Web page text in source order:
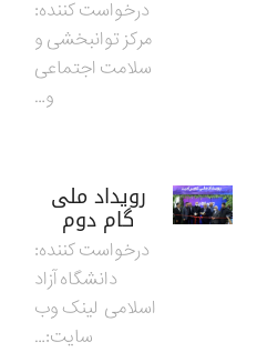
درخواست کننده:
مرکز توانبخشی و
سلامت اجتماعی
و…
رویداد ملی
گام دوم
درخواست کننده:
دانشگاه آزاد
اسلامی لینک وب
سایت:…